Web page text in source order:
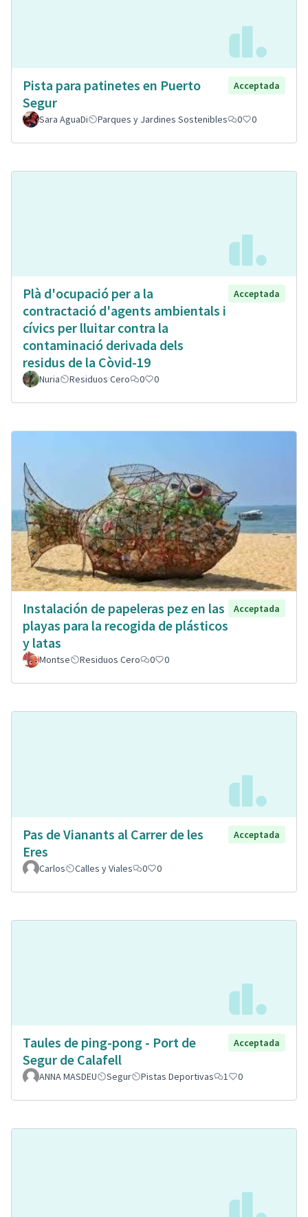
Pista para patinetes en Puerto
Segur
Acceptada
Sara AguaDi Parques y Jardines Sostenibles 0 0
Plà d'ocupació per a la
contractació d'agents ambientals i
cívics per lluitar contra la
contaminació derivada dels
residus de la Còvid-19
Acceptada
Nuria Residuos Cero 0 0
Instalación de papeleras pez en las
playas para la recogida de plásticos
y latas
Acceptada
Montse Residuos Cero 0 0
Pas de Vianants al Carrer de les
Eres
Acceptada
Carlos Calles y Viales 0 0
Taules de ping-pong - Port de
Segur de Calafell
Acceptada
ANNA MASDEU Segur Pistas Deportivas 1 0